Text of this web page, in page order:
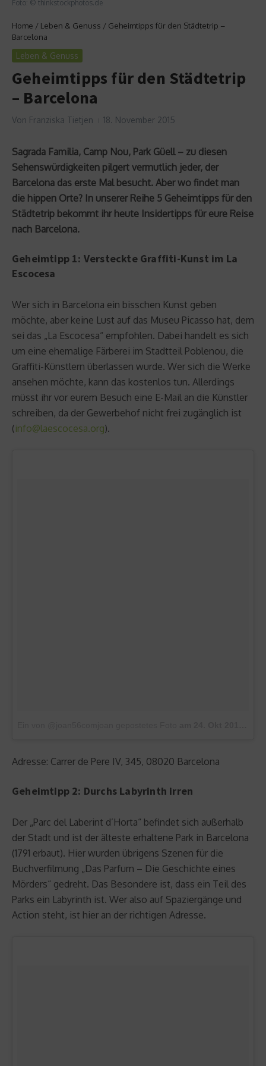
Foto: © thinkstockphotos.de
Home / Leben & Genuss / Geheimtipps für den Städtetrip –
Barcelona
Leben & Genuss
Geheimtipps für den Städtetrip
– Barcelona
Von Franziska Tietjen 18. November 2015
Sagrada Familia, Camp Nou, Park Güell – zu diesen
Sehenswürdigkeiten pilgert vermutlich jeder, der
Barcelona das erste Mal besucht. Aber wo findet man
die hippen Orte? In unserer Reihe 5 Geheimtipps für den
Städtetrip bekommt ihr heute Insidertipps für eure Reise
nach Barcelona.
Geheimtipp 1: Versteckte Graffiti-Kunst im La
Escocesa
Wer sich in Barcelona ein bisschen Kunst geben
möchte, aber keine Lust auf das Museu Picasso hat, dem
sei das „La Escocesa“ empfohlen. Dabei handelt es sich
um eine ehemalige Färberei im Stadtteil Poblenou, die
Graffiti-Künstlern überlassen wurde. Wer sich die Werke
ansehen möchte, kann das kostenlos tun. Allerdings
müsst ihr vor eurem Besuch eine E-Mail an die Künstler
schreiben, da der Gewerbehof nicht frei zugänglich ist
(info@laescocesa.org).
Adresse: Carrer de Pere IV, 345, 08020 Barcelona
Geheimtipp 2: Durchs Labyrinth irren
Der „Parc del Laberint d’Horta“ befindet sich außerhalb
der Stadt und ist der älteste erhaltene Park in Barcelona
(1791 erbaut). Hier wurden übrigens Szenen für die
Buchverfilmung „Das Parfum – Die Geschichte eines
Mörders“ gedreht. Das Besondere ist, dass ein Teil des
Parks ein Labyrinth ist. Wer also auf Spaziergänge und
Action steht, ist hier an der richtigen Adresse.